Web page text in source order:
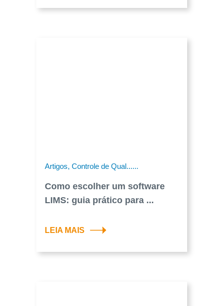
Artigos, Controle de Qual......
Como escolher um software
LIMS: guia prático para ...
LEIA MAIS